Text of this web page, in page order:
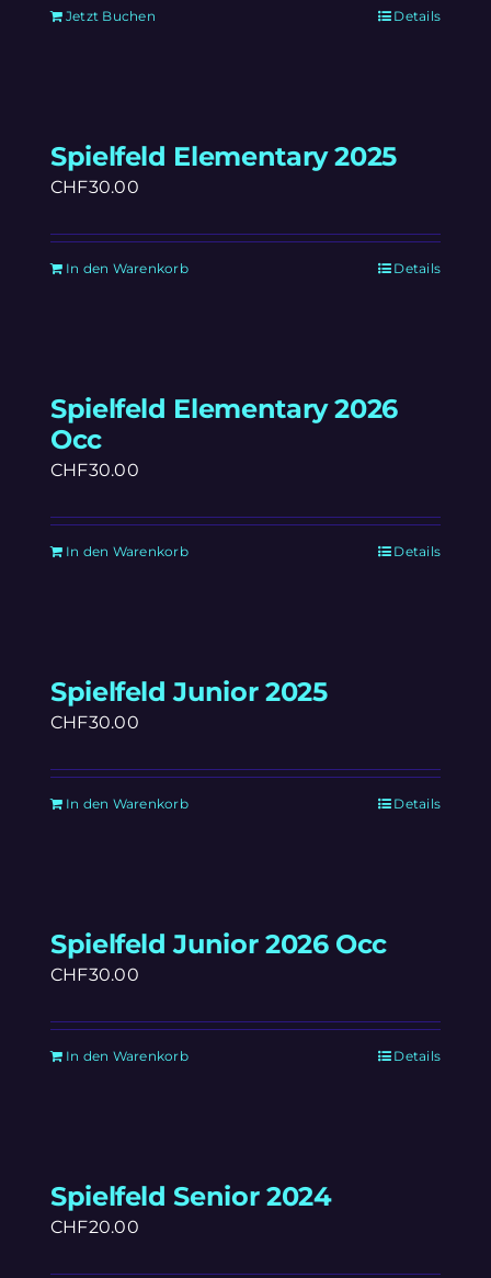
Jetzt Buchen Details
Spielfeld Elementary 2025
CHF30.00
In den Warenkorb Details
Spielfeld Elementary 2026
Occ
CHF30.00
In den Warenkorb Details
Spielfeld Junior 2025
CHF30.00
In den Warenkorb Details
Spielfeld Junior 2026 Occ
CHF30.00
In den Warenkorb Details
Spielfeld Senior 2024
CHF20.00